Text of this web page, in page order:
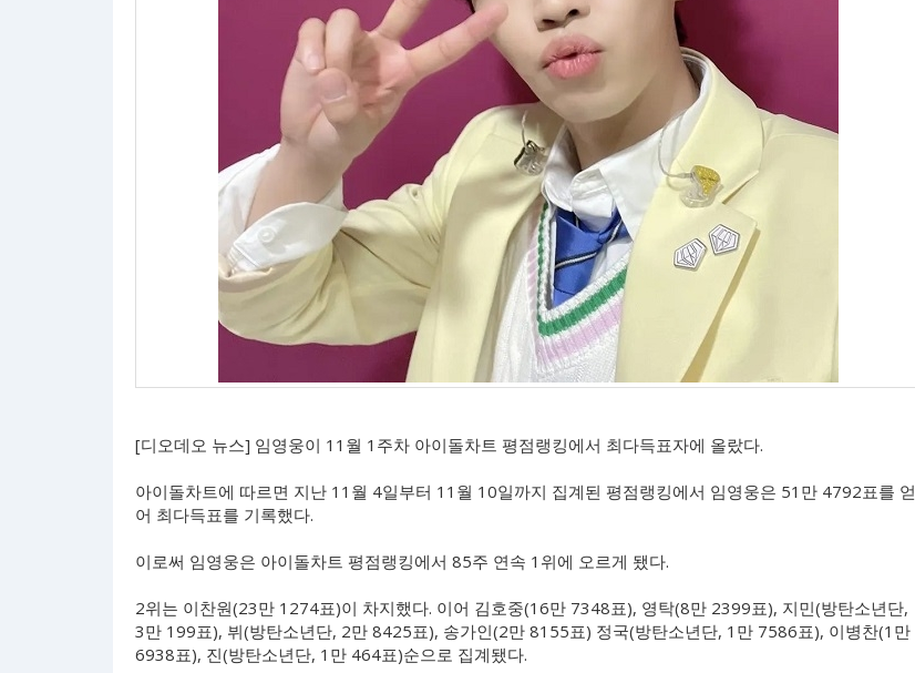
[디오데오 뉴스] 임영웅이 11월 1주차 아이돌차트 평점랭킹에서 최다득표자에 올랐다.
아이돌차트에 따르면 지난 11월 4일부터 11월 10일까지 집계된 평점랭킹에서 임영웅은 51만 4792표를 얻
어 최다득표를 기록했다.
이로써 임영웅은 아이돌차트 평점랭킹에서 85주 연속 1위에 오르게 됐다.
2위는 이찬원(23만 1274표)이 차지했다. 이어 김호중(16만 7348표), 영탁(8만 2399표), 지민(방탄소년단,
3만 199표), 뷔(방탄소년단, 2만 8425표), 송가인(2만 8155표) 정국(방탄소년단, 1만 7586표), 이병찬(1만
6938표), 진(방탄소년단, 1만 464표)순으로 집계됐다.